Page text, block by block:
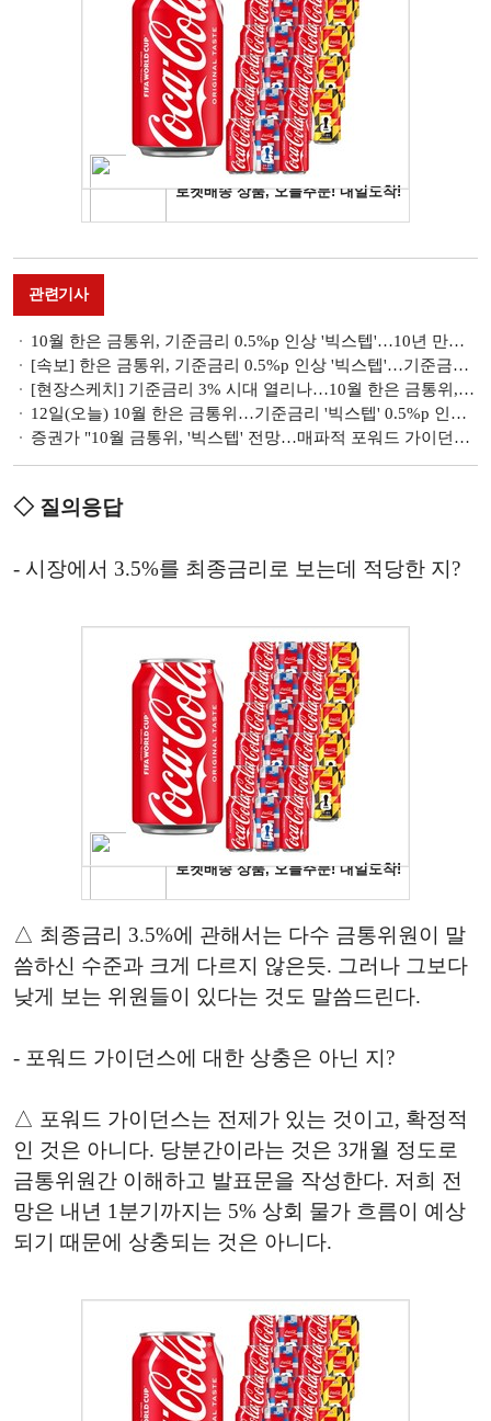
관련기사
10월 한은 금통위, 기준금리 0.5%p 인상 '빅스텝'…10년 만에 기준금리 3% 시대
[속보] 한은 금통위, 기준금리 0.5%p 인상 '빅스텝'…기준금리 3% 시대
[현장스케치] 기준금리 3% 시대 열리나…10월 한은 금통위, 긴장 속 시작
12일(오늘) 10월 한은 금통위…기준금리 '빅스텝' 0.5%p 인상 전망
증권가 "10월 금통위, '빅스텝' 전망…매파적 포워드 가이던스 예상"
◇ 질의응답
- 시장에서 3.5%를 최종금리로 보는데 적당한 지?
△ 최종금리 3.5%에 관해서는 다수 금통위원이 말
씀하신 수준과 크게 다르지 않은듯. 그러나 그보다
낮게 보는 위원들이 있다는 것도 말씀드린다.
- 포워드 가이던스에 대한 상충은 아닌 지?
△ 포워드 가이던스는 전제가 있는 것이고, 확정적
인 것은 아니다. 당분간이라는 것은 3개월 정도로
금통위원간 이해하고 발표문을 작성한다. 저희 전
망은 내년 1분기까지는 5% 상회 물가 흐름이 예상
되기 때문에 상충되는 것은 아니다.